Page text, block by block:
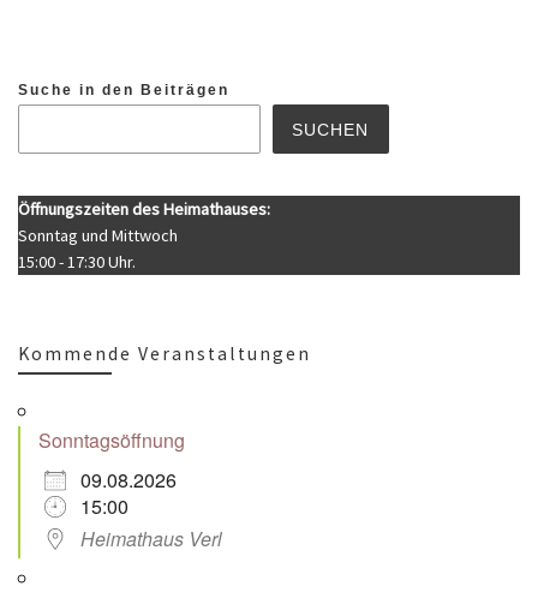
Suche in den Beiträgen
SUCHEN
Öffnungszeiten des Heimathauses:
Sonntag und Mittwoch
15:00 - 17:30 Uhr.
Kommende Veranstaltungen
Sonntagsöffnung
09.08.2026
15:00
Heimathaus Verl